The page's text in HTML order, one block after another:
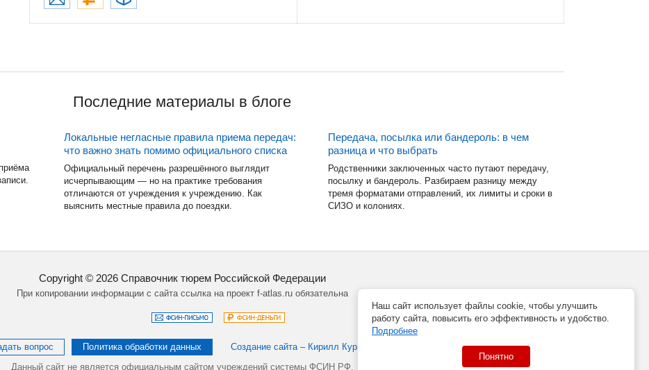
Последние материалы в блоге
Локальные негласные правила приема передач:
что важно знать помимо официального списка
Официальный перечень разрешённого выглядит
исчерпывающим — но на практике требования
отличаются от учреждения к учреждению. Как
выяснить местные правила до поездки.
Передача, посылка или бандероль: в чем
разница и что выбрать
Родственники заключенных часто путают передачу,
посылку и бандероль. Разбираем разницу между
тремя форматами отправлений, их лимиты и сроки в
СИЗО и колониях.
Copyright © 2026Справочник тюрем Российской Федерации
При копировании информации с сайта ссылка на проект f-atlas.ru обязательна
вопрос Политика обработки данных
Создание сайта – Кирилл Курек
Данный сайт не является официальным сайтом учреждений системы ФСИН РФ.
Наш сайт использует файлы cookie, чтобы улучшить
работу сайта, повысить его эффективность и удобство.
Подробнее
Понятно